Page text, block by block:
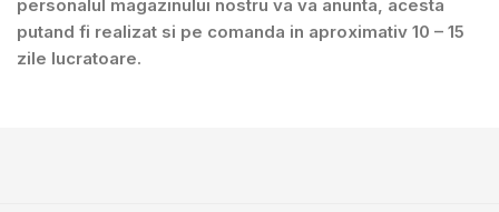
personalul magazinului nostru va va anunta, acesta
putand fi realizat si pe comanda in aproximativ 10 – 15
zile lucratoare.